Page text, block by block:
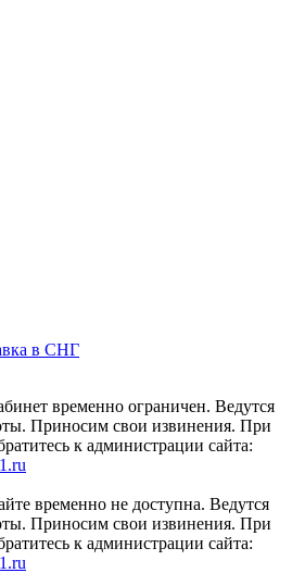
в СНГ
временно ограничен. Ведутся
Приносим свои извинения. При
к администрации сайта:
временно не доступна. Ведутся
Приносим свои извинения. При
к администрации сайта: